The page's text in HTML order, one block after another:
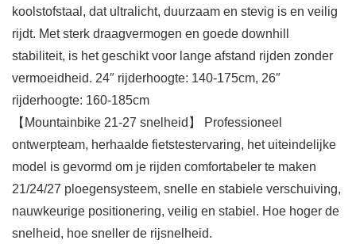
koolstofstaal, dat ultralicht, duurzaam en stevig is en veilig
rijdt. Met sterk draagvermogen en goede downhill
stabiliteit, is het geschikt voor lange afstand rijden zonder
vermoeidheid. 24″ rijderhoogte: 140-175cm, 26″
rijderhoogte: 160-185cm
【Mountainbike 21-27 snelheid】 Professioneel
ontwerpteam, herhaalde fietstestervaring, het uiteindelijke
model is gevormd om je rijden comfortabeler te maken
21/24/27 ploegensysteem, snelle en stabiele verschuiving,
nauwkeurige positionering, veilig en stabiel. Hoe hoger de
snelheid, hoe sneller de rijsnelheid.